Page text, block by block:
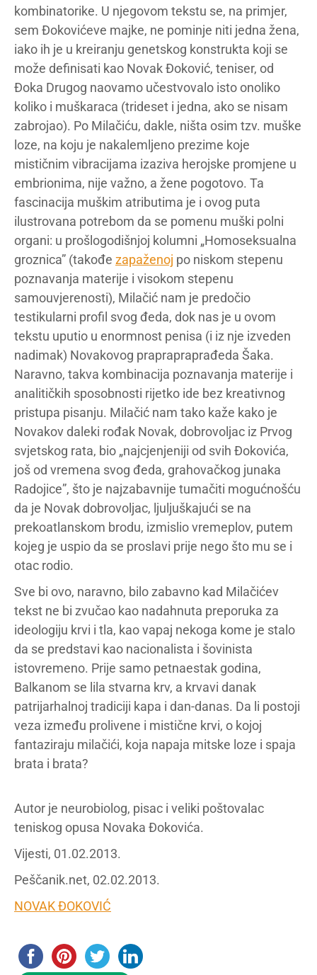
kombinatorike. U njegovom tekstu se, na primjer,
sem Đokovićeve majke, ne pominje niti jedna žena,
iako ih je u kreiranju genetskog konstrukta koji se
može definisati kao Novak Đoković, teniser, od
Đoka Drugog naovamo učestvovalo isto onoliko
koliko i muškaraca (trideset i jedna, ako se nisam
zabrojao). Po Milačiću, dakle, ništa osim tzv. muške
loze, na koju je nakalemljeno prezime koje
mističnim vibracijama izaziva herojske promjene u
embrionima, nije važno, a žene pogotovo. Ta
fascinacija muškim atributima je i ovog puta
ilustrovana potrebom da se pomenu muški polni
organi: u prošlogodišnjoj kolumni „Homoseksualna
groznica” (takođe zapaženoj po niskom stepenu
poznavanja materije i visokom stepenu
samouvjerenosti), Milačić nam je predočio
testikularni profil svog đeda, dok nas je u ovom
tekstu uputio u enormnost penisa (i iz nje izveden
nadimak) Novakovog praprapraprađeda Šaka.
Naravno, takva kombinacija poznavanja materije i
analitičkih sposobnosti rijetko ide bez kreativnog
pristupa pisanju. Milačić nam tako kaže kako je
Novakov daleki rođak Novak, dobrovoljac iz Prvog
svjetskog rata, bio „najcjenjeniji od svih Đokovića,
još od vremena svog đeda, grahovačkog junaka
Radojice”, što je najzabavnije tumačiti mogućnošću
da je Novak dobrovoljac, ljuljuškajući se na
prekoatlanskom brodu, izmislio vremeplov, putem
kojeg je uspio da se proslavi prije nego što mu se i
otac rodio.
Sve bi ovo, naravno, bilo zabavno kad Milačićev
tekst ne bi zvučao kao nadahnuta preporuka za
ideologiju krvi i tla, kao vapaj nekoga kome je stalo
da se predstavi kao nacionalista i šovinista
istovremeno. Prije samo petnaestak godina,
Balkanom se lila stvarna krv, a krvavi danak
patrijarhalnoj tradiciji kapa i dan-danas. Da li postoji
veza između prolivene i mistične krvi, o kojoj
fantaziraju milačići, koja napaja mitske loze i spaja
brata i brata?
Autor je neurobiolog, pisac i veliki poštovalac
teniskog opusa Novaka Đokovića.
Vijesti, 01.02.2013.
Peščanik.net, 02.02.2013.
NOVAK ĐOKOVIĆ